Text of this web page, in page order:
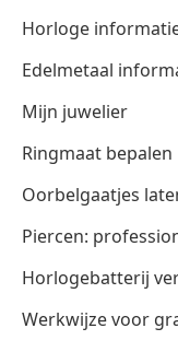
Horloge
Edelmetaal
Mijn juwelier
Ringmaat bepalen
Oorbelgaatjes
Piercen:
Horlogebatterij
Werkwijze voor